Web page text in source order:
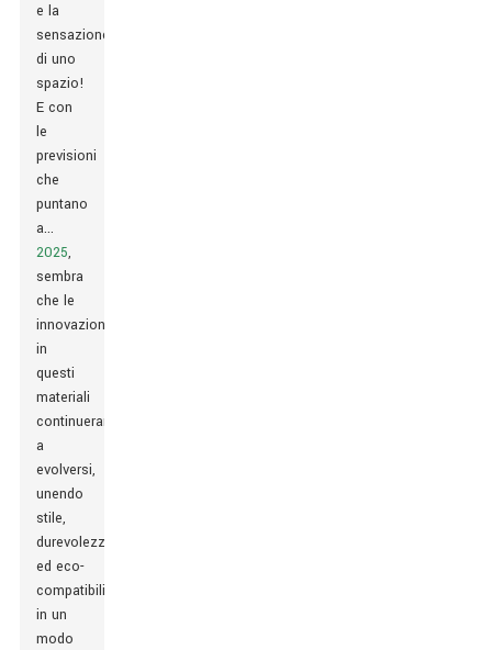
e la
sensazione
di uno
spazio!
E con
le
previsioni
che
puntano
a...
2025,
sembra
che le
innovazioni
in
questi
materiali
continueranno
a
evolversi,
unendo
stile,
durevolezza
ed eco-
compatibilità
in un
modo